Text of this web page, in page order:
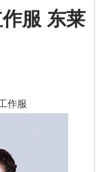
服 东莱
作服